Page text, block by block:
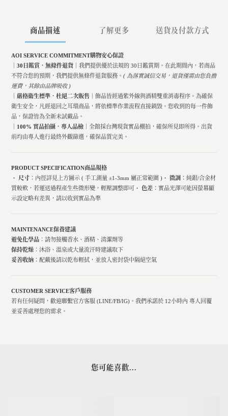
商品描述 了解更多 送貨及付款方式
AOI SERVICE COMMITMENT購物安心保證
｜30日鑑賞．無條件退貨｜ 我們提供優於法規的 30日鑑賞期。在此期間內，若商品
不符合您的預期，我們提供無條件退貨服務。 ( 為落實誠信交易，退貨僅需由您負擔
運費，其餘由品牌吸收 )
｜嚴格衛生標準．杜絕二次販售｜ 飾品皆經過紫外線與酒精雙重消毒程序。為確保
衛生安全，凡經退回之耳環商品，將依標準作業流程直接銷毀。您收到的每一件飾
品，保證皆為全新未試戴品。
｜100% 實品拍攝．專人品檢｜ 全館採台灣現貨實品棚拍，確保所見即所得。出貨
前均由專人進行最終外觀篩選，確保品質完美。
PRODUCT SPECIFICATION商品規格
・ 尺寸 ：內徑詳見上方圖示 ( 手工測量 ±1-3mm 屬正常範圍 )・ 微調 ：純銀/合金材
質較軟，若運送過程產生些微形變，輕壓調整即可・ 色差 ：實品光澤可能因螢幕顯
示設定略有差異，請以收到實品為準
MAINTENANCE保養建議
避免化學品 ：請勿接觸香水、酒精、清潔劑等
保持乾燥 ：沐浴、溫泉或大量流汗時建議取下
妥善收納 ：配戴後請以乾布輕拭，並放入密封袋中隔絕空氣
CUSTOMER SERVICE客戶服務
若有任何疑問，歡迎聯繫官方客服 (LINE/FB/IG)。我們承諾於 12小時內 專人回覆
並妥善處理您的需求。
您可能喜歡...